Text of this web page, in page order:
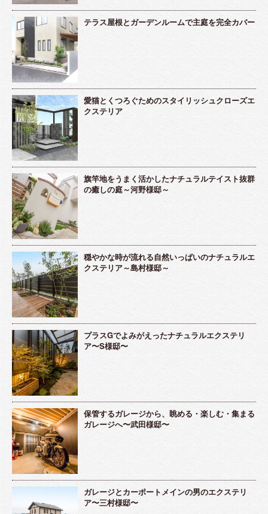
テラス屋根とガーデンルームで主庭を完全カバー
愛猫とくつろぐためのスタイリッシュクローズエ
クステリア
旗竿地をうまく活かしたナチュラルテイスト抜群
の癒しの庭～河野様邸～
穏やかな時が流れる自然いっぱいのナチュラルエ
クステリア～島村様邸～
プラスGでよみがえったナチュラルエクステリ
ア〜S様邸〜
保管するガレージから、眺める・楽しむ・集まる
ガレージへ〜武田様邸〜
ガレージとカーポートメインの男のエクステリ
ア〜三村様邸〜